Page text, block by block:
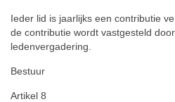
Ieder lid is jaarlijks een contributie
de contributie wordt vastgesteld
ledenvergadering.
Bestuur
Artikel 8